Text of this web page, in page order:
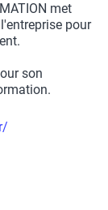
met
pour
son